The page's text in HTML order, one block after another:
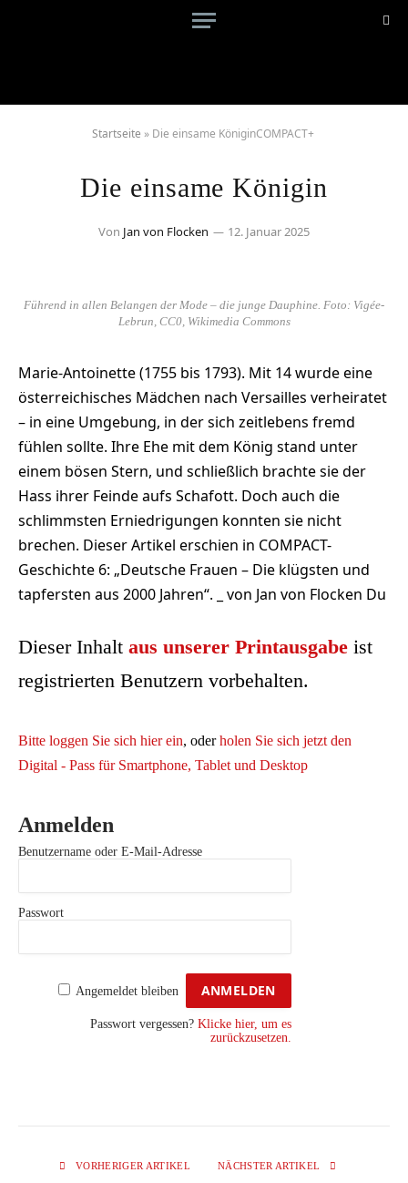
Startseite » Die einsame KöniginCOMPACT+
Die einsame Königin
Von Jan von Flocken 12. Januar 2025
Führend in allen Belangen der Mode – die junge Dauphine. Foto: Vigée-
Lebrun, CC0, Wikimedia Commons
Marie-Antoinette (1755 bis 1793). Mit 14 wurde eine
österreichisches Mädchen nach Versailles verheiratet
– in eine Umgebung, in der sich zeitlebens fremd
fühlen sollte. Ihre Ehe mit dem König stand unter
einem bösen Stern, und schließlich brachte sie der
Hass ihrer Feinde aufs Schafott. Doch auch die
schlimmsten Erniedrigungen konnten sie nicht
brechen. Dieser Artikel erschien in COMPACT-
Geschichte 6: „Deutsche Frauen – Die klügsten und
tapfersten aus 2000 Jahren“. _ von Jan von Flocken Du
Dieser Inhalt aus unserer Printausgabe ist
registrierten Benutzern vorbehalten.
Bitte loggen Sie sich hier ein, oderholen Sie sich jetzt den
Digital - Pass für Smartphone, Tablet und Desktop
Anmelden
Benutzername oder E-Mail-Adresse
Passwort
Angemeldet bleiben
Passwort vergessen? Klicke hier, um es
zurückzusetzen.
VORHERIGER ARTIKEL NÄCHSTER ARTIKEL